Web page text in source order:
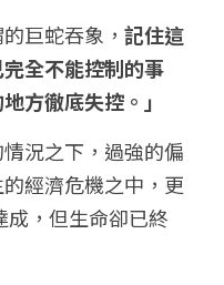
巨蛇吞象， 記住這
全不能控制的事
方徹底失控。」
況之下，過強的偏
經濟危機之中，更
成，但生命卻已終